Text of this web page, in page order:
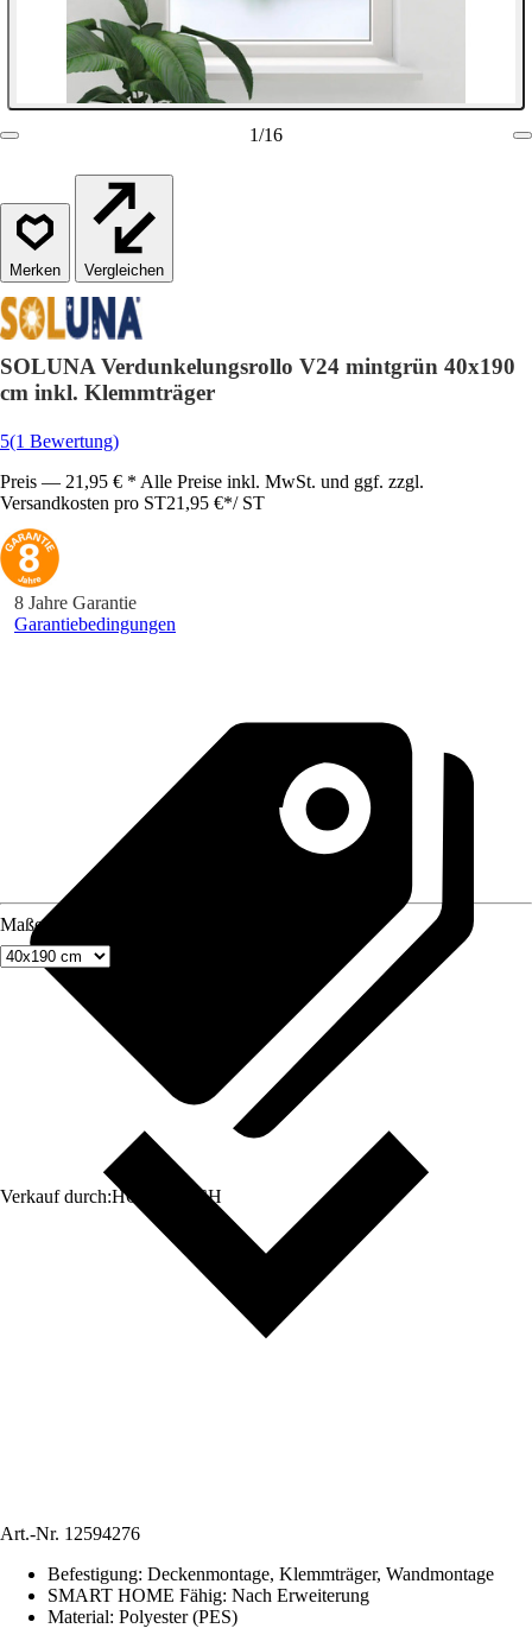
1/16
Vergleichen
SOLUNA Verdunkelungsrollo V24 mintgrün 40x190
cm inkl. Klemmträger
5(1 Bewertung)
Preis — 21,95 € * Alle Preise inkl. MwSt. und ggf. zzgl.
Versandkosten pro ST21,95 €*/ ST
8 Jahre Garantie
Garantiebedingungen
Verkauf durch:HORNBACH
Maße (BxH)
Art.-Nr. 12594276
Befestigung: Deckenmontage, Klemmträger, Wandmontage
SMART HOME Fähig: Nach Erweiterung
Material: Polyester (PES)